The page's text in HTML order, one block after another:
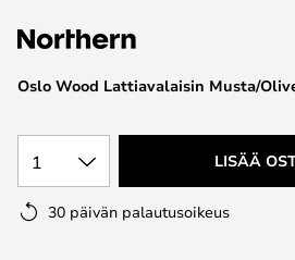
the
gallery
Oslo Wood Lattiavalaisin Musta/
1 LISÄÄ
30 päivän palautusoikeus